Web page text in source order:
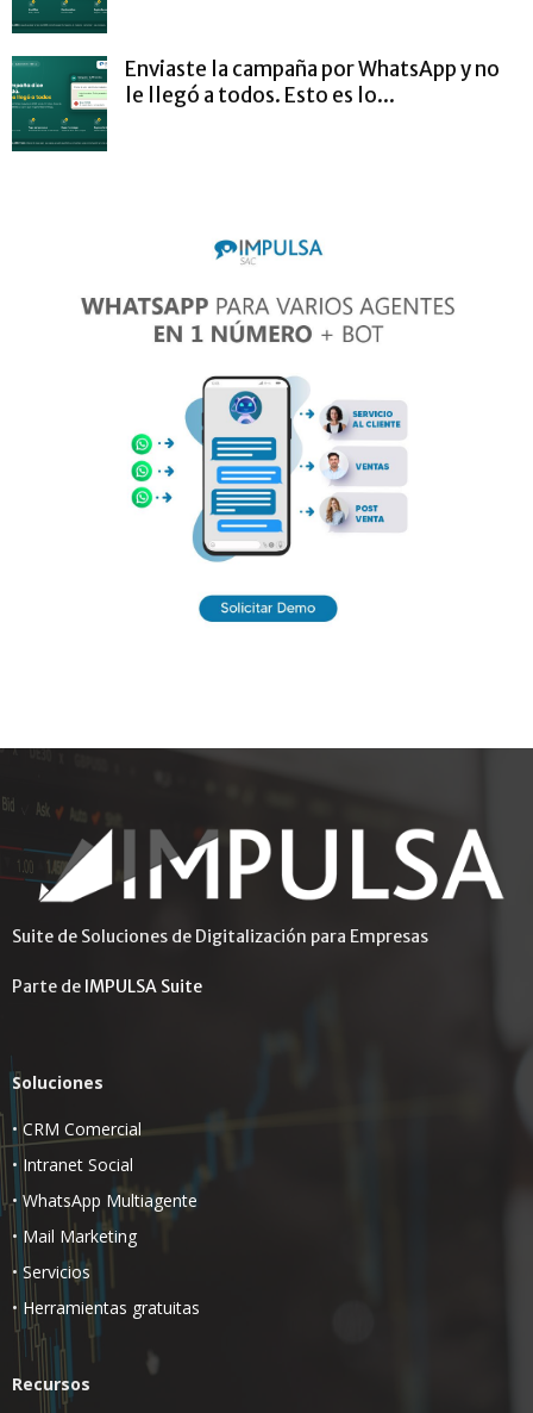
Enviaste la campaña por WhatsApp y no
le llegó a todos. Esto es lo...
Suite de Soluciones de Digitalización para Empresas
Parte de IMPULSA Suite
Soluciones
•CRM Comercial
• Intranet Social
• WhatsApp Multiagente
• Mail Marketing
• Servicios
• Herramientas gratuitas
Recursos